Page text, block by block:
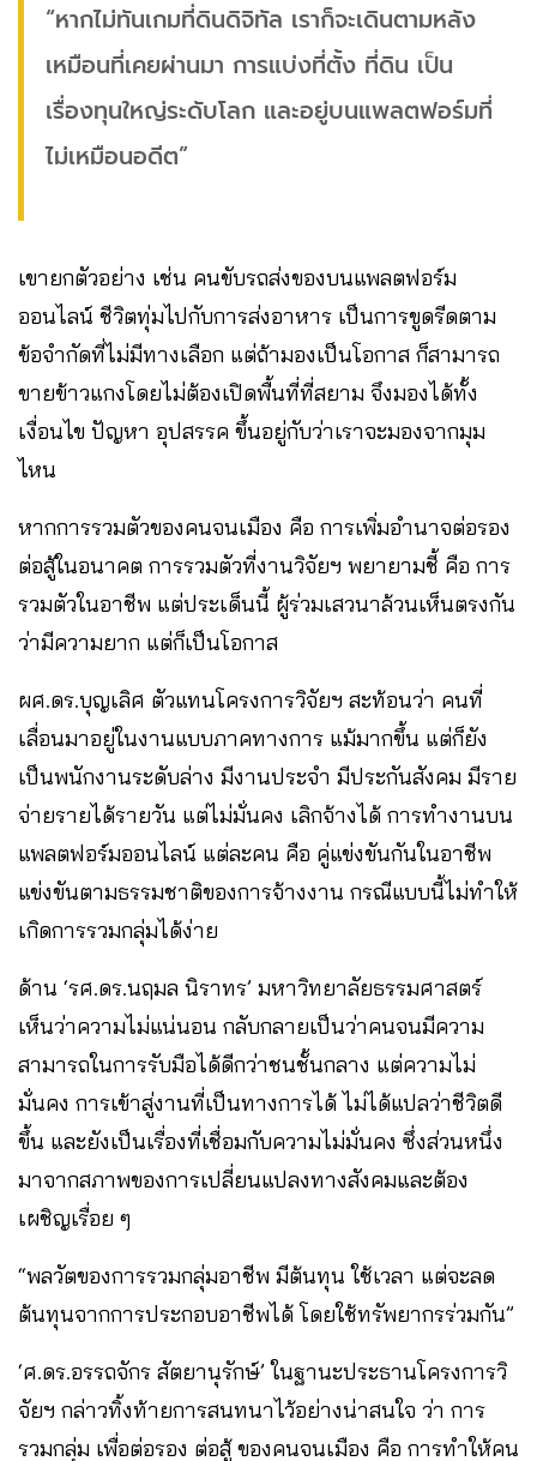
“หากไม่ทันเกมที่ดินดิจิทัล เราก็จะเดินตามหลัง
เหมือนที่เคยผ่านมา การแบ่งที่ตั้ง ที่ดิน เป็น
เรื่องทุนใหญ่ระดับโลก และอยู่บนแพลตฟอร์มที่
ไม่เหมือนอดีต”
เขายกตัวอย่าง เช่น คนขับรถส่งของบนแพลตฟอร์ม
ออนไลน์ ชีวิตทุ่มไปกับการส่งอาหาร เป็นการขูดรีดตาม
ข้อจำกัดที่ไม่มีทางเลือก แต่ถ้ามองเป็นโอกาส ก็สามารถ
ขายข้าวแกงโดยไม่ต้องเปิดพื้นที่ที่สยาม จึงมองได้ทั้ง
เงื่อนไข ปัญหา อุปสรรค ขึ้นอยู่กับว่าเราจะมองจากมุม
ไหน
หากการรวมตัวของคนจนเมือง คือ การเพิ่มอำนาจต่อรอง
ต่อสู้ในอนาคต การรวมตัวที่งานวิจัยฯ พยายามชี้ คือ การ
รวมตัวในอาชีพ แต่ประเด็นนี้ ผู้ร่วมเสวนาล้วนเห็นตรงกัน
ว่ามีความยาก แต่ก็เป็นโอกาส
ผศ.ดร.บุญเลิศ ตัวแทนโครงการวิจัยฯ สะท้อนว่า คนที่
เลื่อนมาอยู่ในงานแบบภาคทางการ แม้มากขึ้น แต่ก็ยัง
เป็นพนักงานระดับล่าง มีงานประจำ มีประกันสังคม มีราย
จ่ายรายได้รายวัน แต่ไม่มั่นคง เลิกจ้างได้ การทำงานบน
แพลตฟอร์มออนไลน์ แต่ละคน คือ คู่แข่งขันกันในอาชีพ
แข่งขันตามธรรมชาติของการจ้างงาน กรณีแบบนี้ไม่ทำให้
เกิดการรวมกลุ่มได้ง่าย
ด้าน ‘รศ.ดร.นฤมล นิราทร’ มหาวิทยาลัยธรรมศาสตร์
เห็นว่าความไม่แน่นอน กลับกลายเป็นว่าคนจนมีความ
สามารถในการรับมือได้ดีกว่าชนชั้นกลาง แต่ความไม่
มั่นคง การเข้าสู่งานที่เป็นทางการได้ ไม่ได้แปลว่าชีวิตดี
ขึ้น และยังเป็นเรื่องที่เชื่อมกับความไม่มั่นคง ซึ่งส่วนหนึ่ง
มาจากสภาพของการเปลี่ยนแปลงทางสังคมและต้อง
เผชิญเรื่อย ๆ
“พลวัตของการรวมกลุ่มอาชีพ มีต้นทุน ใช้เวลา แต่จะลด
ต้นทุนจากการประกอบอาชีพได้ โดยใช้ทรัพยากรร่วมกัน”
‘ศ.ดร.อรรถจักร สัตยานุรักษ์’ ในฐานะประธานโครงการวิ
จัยฯ กล่าวทิ้งท้ายการสนทนาไว้อย่างน่าสนใจ ว่า การ
รวมกลุ่ม เพื่อต่อรอง ต่อสู้ ของคนจนเมือง คือ การทำให้คน